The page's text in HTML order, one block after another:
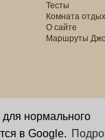
нормального
в Google.
Тесты
Комната
О сайте
Маршруты